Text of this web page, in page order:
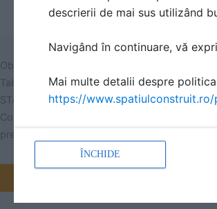
Obține prețuri și află cât costă produsele din
Tabla perforata, amprentata si expandata
STANTOBANAT
Contactează STANTOBANAT PRODUCTIE și
prețuri pentru proiectul tau.
descrierii de mai sus utilizând
Navigând în continuare, vă
Mai multe detalii despre
https://
ÎNCHIDE